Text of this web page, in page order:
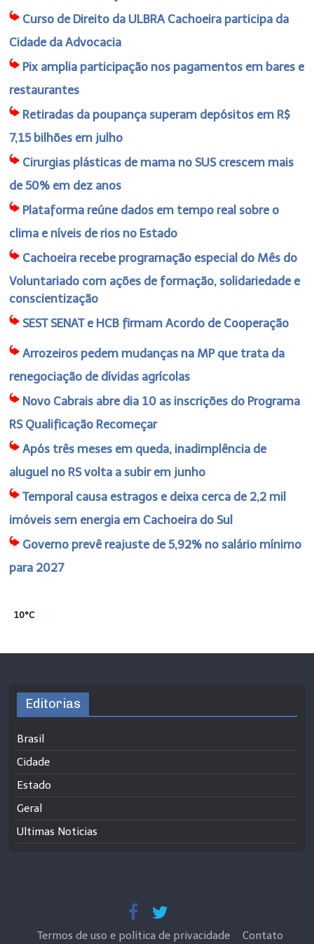
Curso de Direito da ULBRA Cachoeira participa da
Cidade da Advocacia
Pix amplia participação nos pagamentos em bares e
restaurantes
Retiradas da poupança superam depósitos em R$
7,15 bilhões em julho
Cirurgias plásticas de mama no SUS crescem mais
de 50% em dez anos
Plataforma reúne dados em tempo real sobre o
clima e níveis de rios no Estado
Cachoeira recebe programação especial do Mês do
Voluntariado com ações de formação, solidariedade e
conscientização
SEST SENAT e HCB firmam Acordo de Cooperação
Arrozeiros pedem mudanças na MP que trata da
renegociação de dívidas agrícolas
Novo Cabrais abre dia 10 as inscrições do Programa
RS Qualificação Recomeçar
Após três meses em queda, inadimplência de
aluguel no RS volta a subir em junho
Temporal causa estragos e deixa cerca de 2,2 mil
imóveis sem energia em Cachoeira do Sul
Governo prevê reajuste de 5,92% no salário mínimo
para 2027
10°C
Editorias
Brasil
Cidade
Estado
Geral
Ultimas Noticias
Termos de uso e política de privacidade
Contato